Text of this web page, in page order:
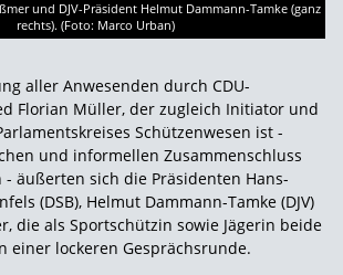
und DJV-Präsident Helmut Dammann-Tamke (ganz
rechts). (Foto: Marco Urban)
aller Anwesenden durch CDU-
Florian Müller, der zugleich Initiator und
Schützenwesen ist -
und informellen Zusammenschluss
äußerten sich die Präsidenten Hans-
(DSB), Helmut Dammann-Tamke (DJV)
die als Sportschützin sowie Jägerin beide
einer lockeren Gesprächsrunde.